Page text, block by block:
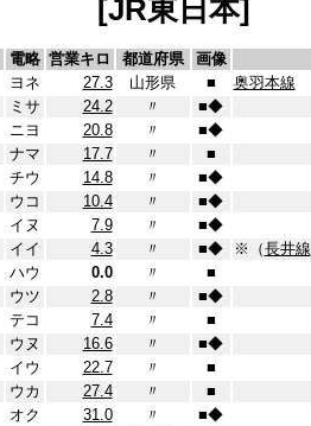
[JR東日本]
電略 営業キロ 都道府県 画像
ヨネ 27.3 山形県 ■
奥羽本線
ミサ 24.2 〃 ■◆
ニヨ 20.8 〃 ■◆
ナマ 17.7 〃
■
チウ 14.8 〃 ■◆
ウコ 10.4 〃 ■◆
イヌ 7.9 〃 ■◆
イイ 4.3 〃 ■◆ ※（長井線
ハウ 0.0 〃
■
ウツ 2.8 〃 ■◆
テコ 7.4 〃
■
ウヌ 16.6 〃 ■◆
イウ 22.7 〃
■
ウカ 27.4 〃
■
オク 31.0 〃 ■◆